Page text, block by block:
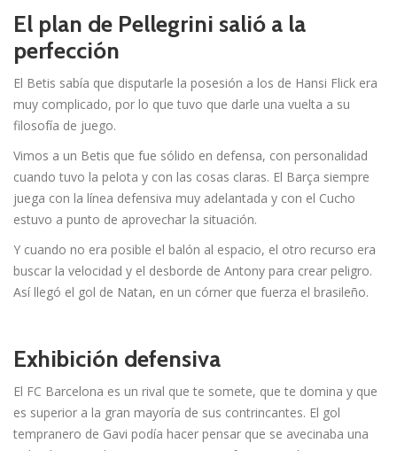
El plan de Pellegrini salió a la
perfección
El Betis sabía que disputarle la posesión a los de Hansi Flick era
muy complicado, por lo que tuvo que darle una vuelta a su
filosofía de juego.
Vimos a un Betis que fue sólido en defensa, con personalidad
cuando tuvo la pelota y con las cosas claras. El Barça siempre
juega con la línea defensiva muy adelantada y con el Cucho
estuvo a punto de aprovechar la situación.
Y cuando no era posible el balón al espacio, el otro recurso era
buscar la velocidad y el desborde de Antony para crear peligro.
Así llegó el gol de Natan, en un córner que fuerza el brasileño.
Exhibición defensiva
El FC Barcelona es un rival que te somete, que te domina y que
es superior a la gran mayoría de sus contrincantes. El gol
tempranero de Gavi podía hacer pensar que se avecinaba una